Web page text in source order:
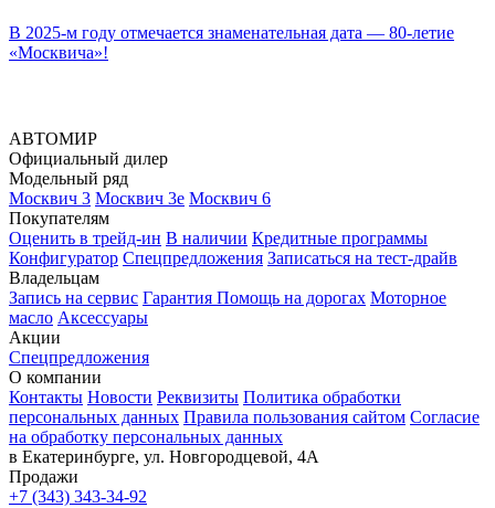
В 2025-м году отмечается знаменательная дата — 80-летие
«Москвича»!
АВТОМИР
Официальный дилер
Модельный ряд
Москвич 3 Москвич 3е Москвич 6
Покупателям
Оценить в трейд-ин В наличии Кредитные программы
Конфигуратор Спецпредложения Записаться на тест-драйв
Владельцам
Запись на сервис Гарантия Помощь на дорогах Моторное
масло Аксессуары
Акции
Спецпредложения
О компании
Контакты Новости Реквизиты Политика обработки
персональных данных Правила пользования сайтом Согласие
на обработку персональных данных
в Екатеринбурге, ул. Новгородцевой, 4А
Продажи
+7 (343) 343-34-92